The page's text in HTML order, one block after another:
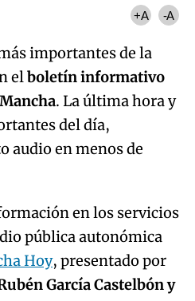
+A -A
importantes de la
elboletín informativo
. La última hora y
del día,
audio en menos de
en los servicios
pública autonómica
Hoy, presentado por
García Castelbón y